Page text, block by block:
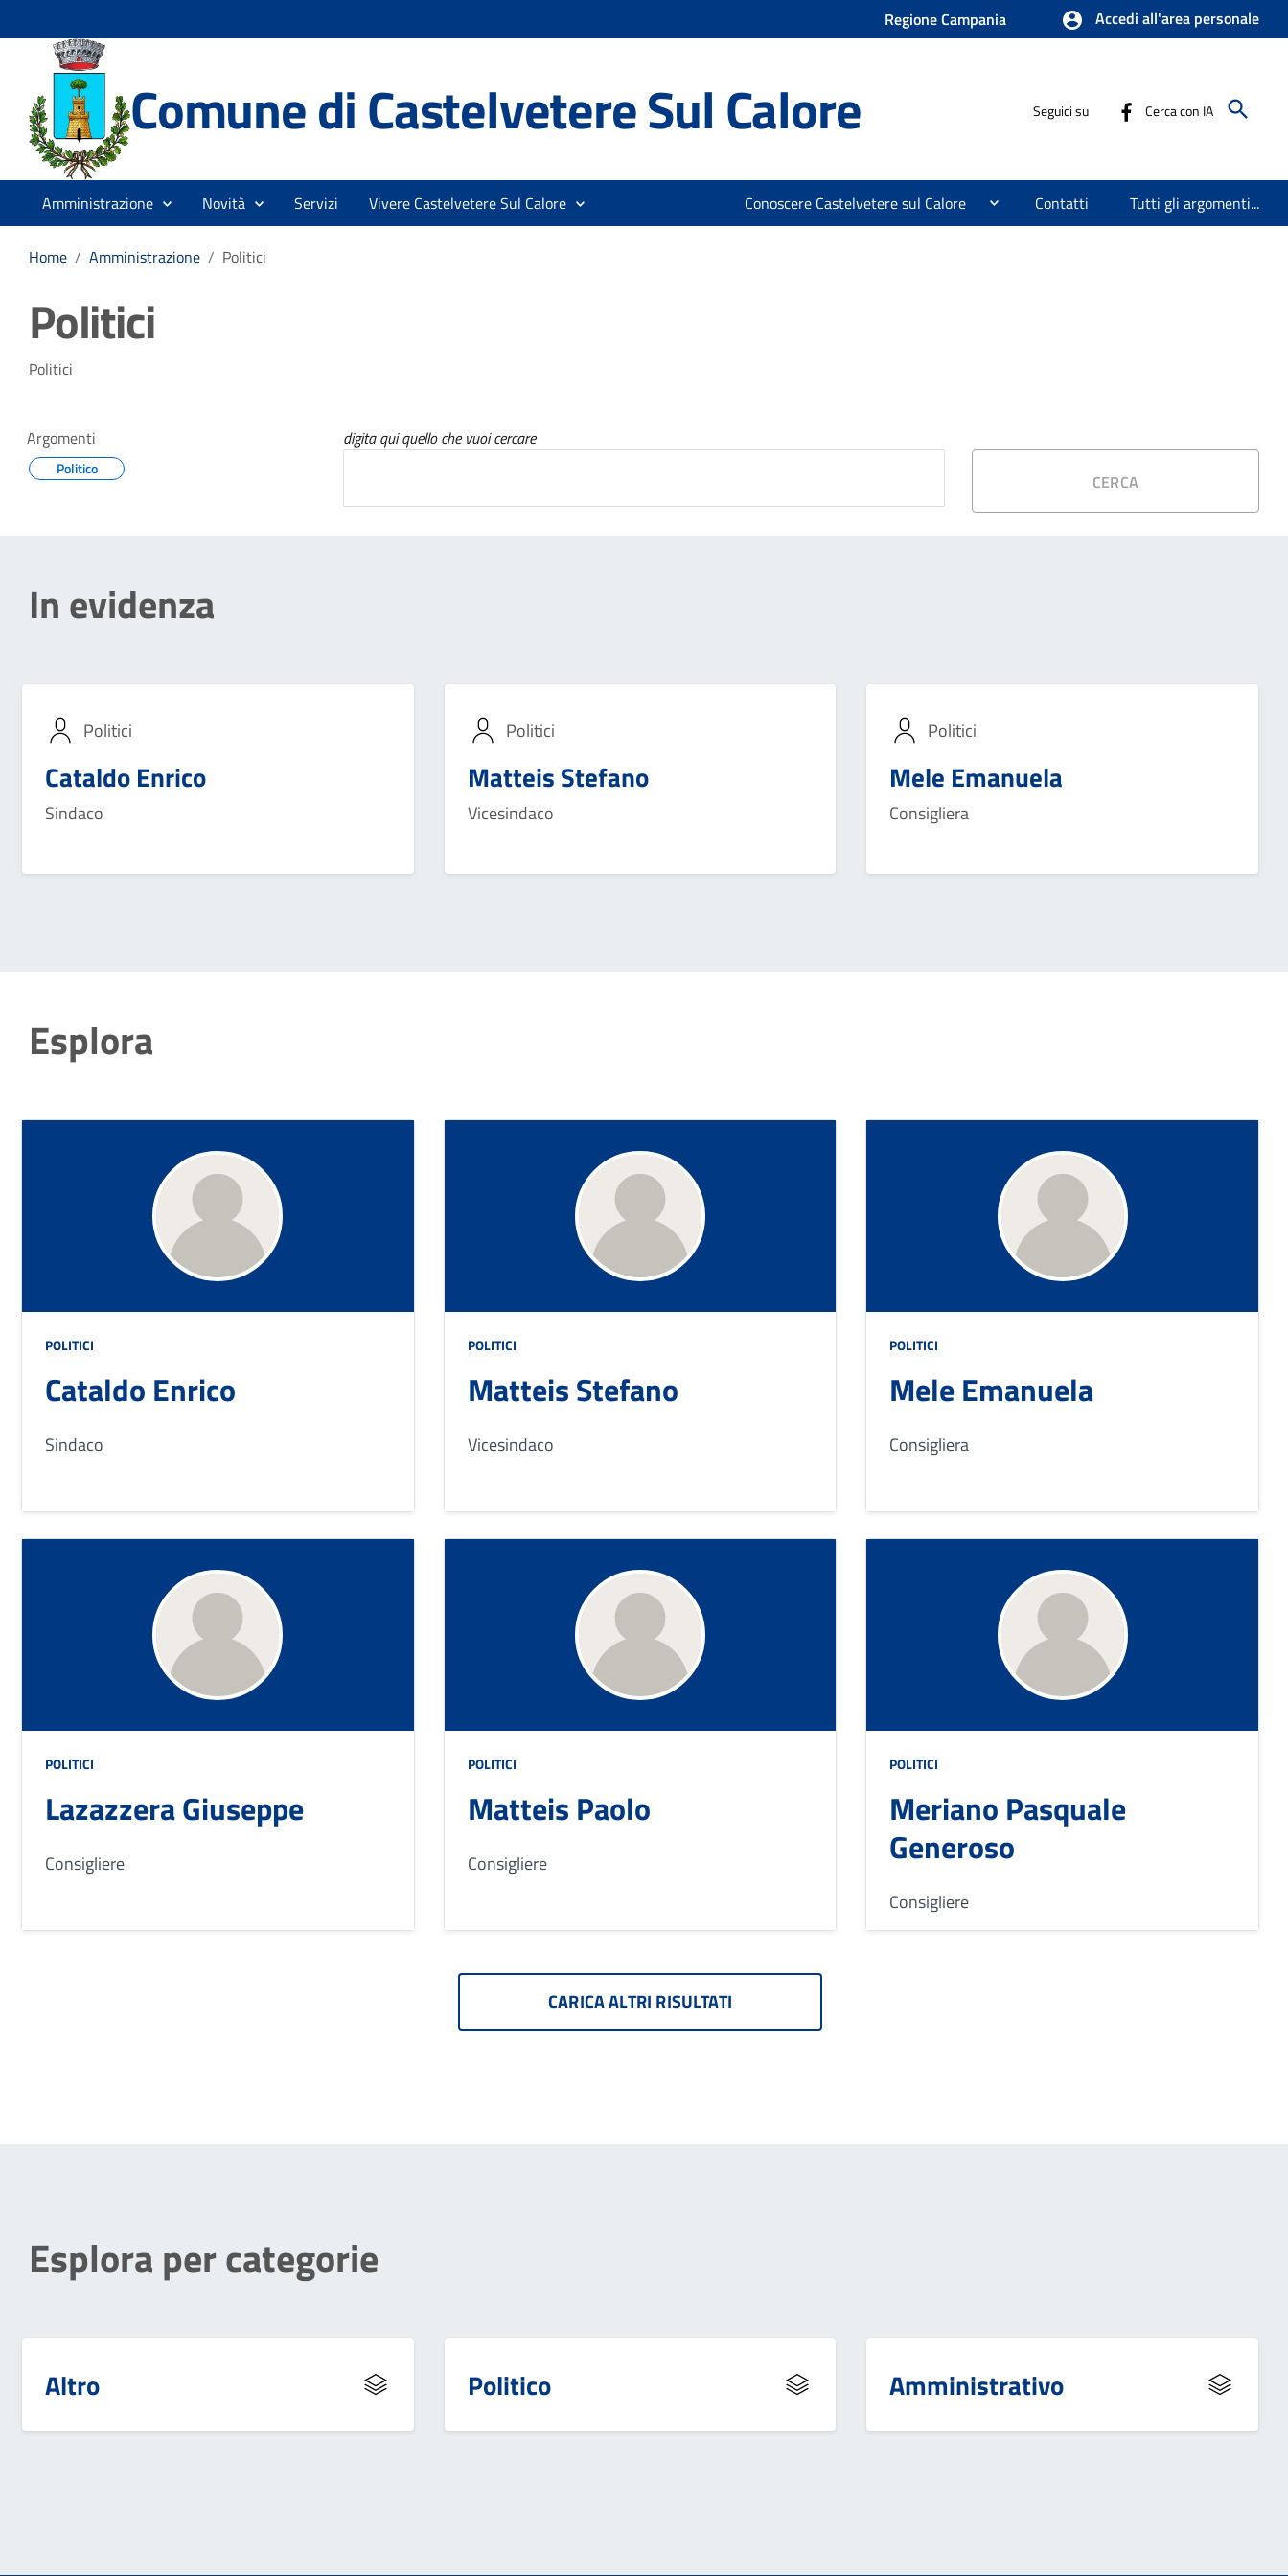
Regione Campania Accedi all'area personale
Comune di Castelvetere Sul Calore Seguici su Cerca con IA
Amministrazione Novità Servizi Vivere Castelvetere Sul Calore Conoscere Castelvetere sul Calore Contatti Tutti gli argomenti...
Home / Amministrazione / Politici
Politici
Politici
Argomenti
Politico
digita qui quello che vuoi cercare
CERCA
In evidenza
Politici
Cataldo Enrico
Sindaco
Politici
Matteis Stefano
Vicesindaco
Politici
Mele Emanuela
Consigliera
Esplora
POLITICI
Cataldo Enrico
Sindaco
POLITICI
Matteis Stefano
Vicesindaco
POLITICI
Mele Emanuela
Consigliera
POLITICI
Lazazzera Giuseppe
Consigliere
POLITICI
Matteis Paolo
Consigliere
POLITICI
Meriano Pasquale
Generoso
Consigliere
CARICA ALTRI RISULTATI
Esplora per categorie
Altro Politico Amministrativo